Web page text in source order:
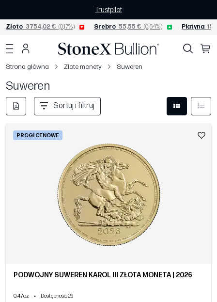
Trustpilot
Złoto 3754,02 € (0,17%) Srebro 55,55 € (0,64%) Platyna
Strona główna Złote monety Suweren
Suweren
Sortuj i filtruj
PROGI CENOWE
PODWÓJNY SUWEREN KAROL III ZŁOTA MONETA | 2026
0.47oz • Dostępność: 26